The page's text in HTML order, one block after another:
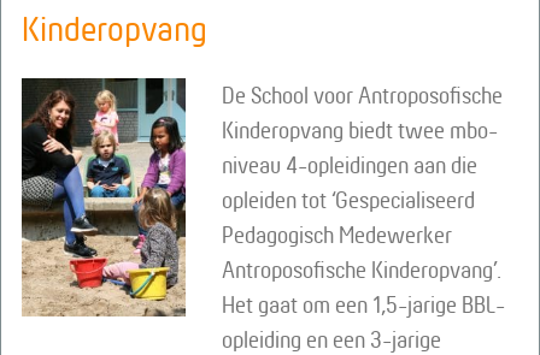
Kinderopvang
De School voor Antroposofische
Kinderopvang biedt twee mbo-
niveau 4-opleidingen aan die
opleiden tot ‘Gespecialiseerd
Pedagogisch Medewerker
Antroposofische Kinderopvang’.
Het gaat om een 1,5-jarige BBL-
opleiding en een 3-jarige